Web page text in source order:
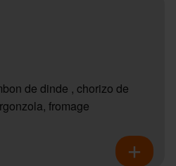
de dinde , chorizo de
fromage